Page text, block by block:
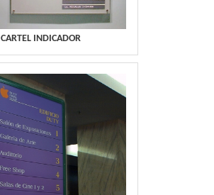
CARTEL INDICADOR